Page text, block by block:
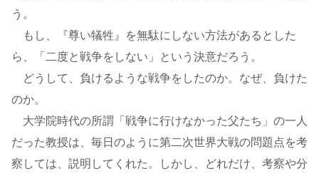
う。
もし、『尊い犠牲』を無駄にしない方法があるとした
ら、「二度と戦争をしない」という決意だろう。
どうして、負けるような戦争をしたのか。なぜ、負けた
のか。
大学院時代の所謂「戦争に行けなかった父たち」の一人
だった教授は、毎日のように第二次世界大戦の問題点を考
察しては、説明してくれた。しかし、どれだけ、考察や分